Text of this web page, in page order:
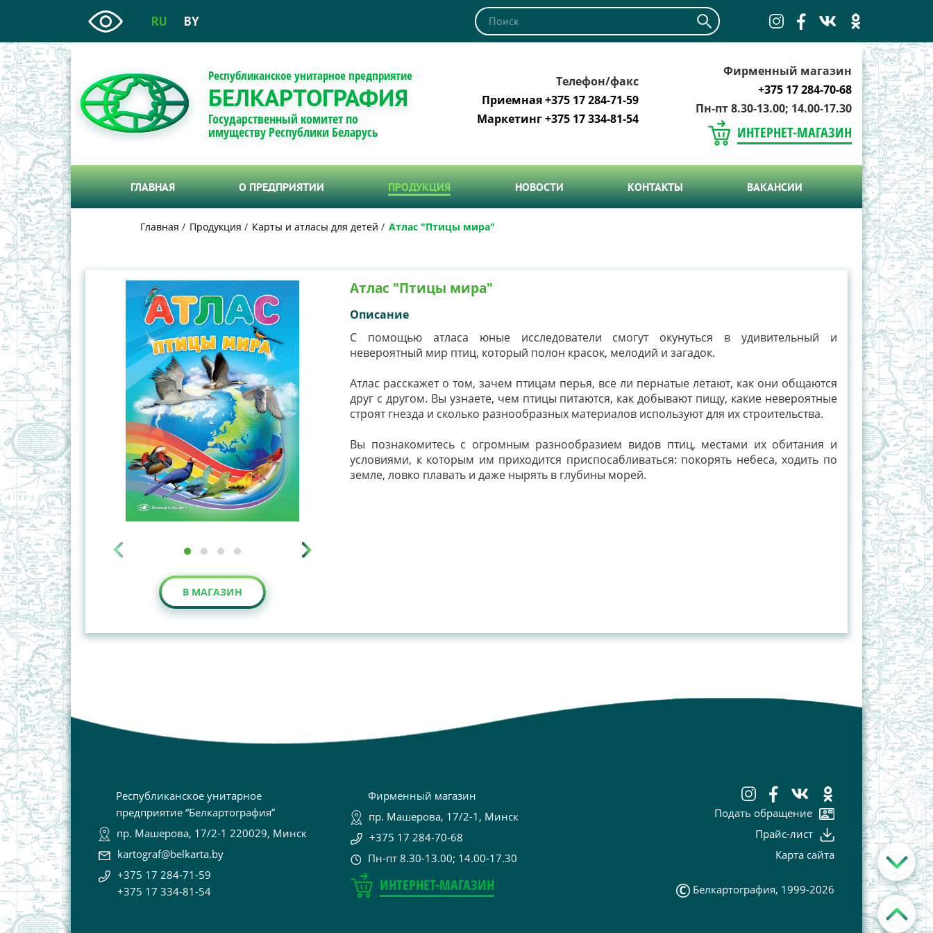
RU BY
Республиканское унитарное предприятие
БЕЛКАРТОГРАФИЯ
Государственный комитет по
имуществу Республики Беларусь
Телефон/факс
Приемная +375 17 284-71-59
Маркетинг +375 17 334-81-54
Фирменный магазин
+375 17 284-70-68
Пн-пт 8.30-13.00; 14.00-17.30
ИНТЕРНЕТ-МАГАЗИН
ГЛАВНАЯ О ПРЕДПРИЯТИИ ПРОДУКЦИЯ НОВОСТИ КОНТАКТЫ ВАКАНСИИ
Главная Продукция Карты и атласы для детей Атлас "Птицы мира"
В МАГАЗИН
Атлас "Птицы мира"
Описание
С помощью атласа юные исследователи смогут окунуться в удивительный и
невероятный мир птиц, который полон красок, мелодий и загадок.
Атлас расскажет о том, зачем птицам перья, все ли пернатые летают, как они общаются
друг с другом. Вы узнаете, чем птицы питаются, как добывают пищу, какие невероятные
строят гнезда и сколько разнообразных материалов используют для их строительства.
Вы познакомитесь с огромным разнообразием видов птиц, местами их обитания и
условиями, к которым им приходится приспосабливаться: покорять небеса, ходить по
земле, ловко плавать и даже нырять в глубины морей.
Республиканское унитарное
предприятие “Белкартография”
пр. Машерова, 17/2-1 220029, Минск
kartograf@belkarta.by
+375 17 284-71-59
+375 17 334-81-54
Фирменный магазин
пр. Машерова, 17/2-1, Минск
+375 17 284-70-68
Пн-пт 8.30-13.00; 14.00-17.30
ИНТЕРНЕТ-МАГАЗИН
Подать обращение
Прайс-лист
Карта сайта
Белкартография, 1999-2026